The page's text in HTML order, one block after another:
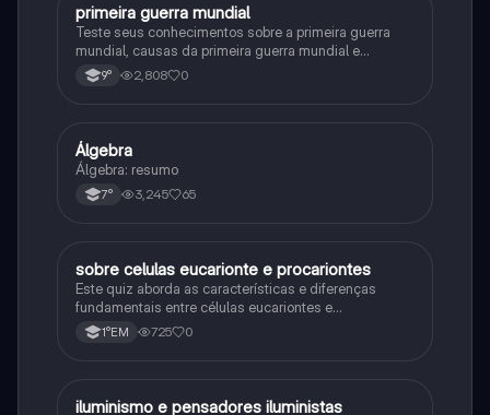
História
primeira guerra mundial
Teste seus conhecimentos sobre a primeira guerra
mundial, causas da primeira guerra mundial e
consequências da Primeira Guerra Mundial, fases da
primeira guerra mundial
9° 2,808 0
Matematica
Álgebra
Álgebra: resumo
7° 3,245 65
Biologia
sobre celulas eucarionte e procariontes
Este quiz aborda as características e diferenças
fundamentais entre células eucariontes e
procariontes.
1°EM 725 0
História
iluminismo e pensadores iluministas